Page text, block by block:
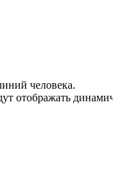
человека.
отображать